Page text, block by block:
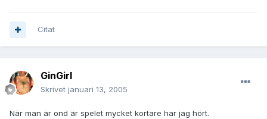
Citat
GinGirl
Skrivet januari 13, 2005
När man är ond är spelet mycket kortare har jag hört.